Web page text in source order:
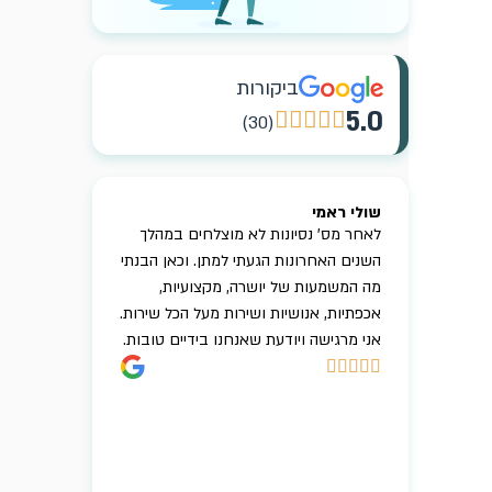
ביקורות
5.0





(30)
שולי ראמי
לאחר מס' נסיונות לא מוצלחים במהלך
השנים האחרונות הגעתי למתן. וכאן הבנתי
מה המשמעות של יושרה, מקצועיות,
אכפתיות, אנושיות ושירות מעל הכל שירות.
אני מרגישה ויודעת שאנחנו בידיים טובות.




